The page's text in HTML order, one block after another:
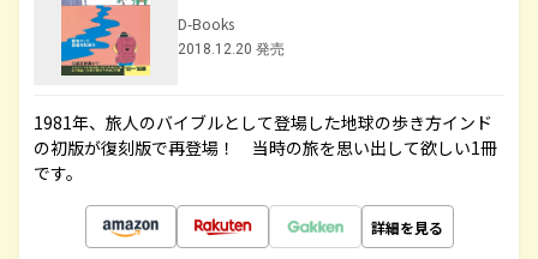
D-Books
2018.12.20 発売
1981年、旅人のバイブルとして登場した地球の歩き方インド
の初版が復刻版で再登場！ 当時の旅を思い出して欲しい1冊
です。
詳細を見る